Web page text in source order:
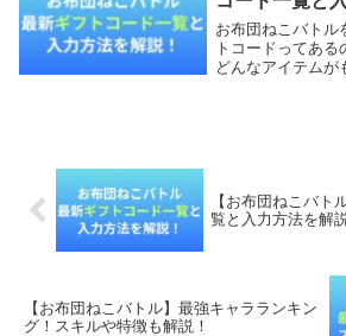
お布団ねこバトル
トコードってある
どんなアイテムが
【お布団ねこバト
覧と入力方法を解
【お布団ねこバトル】最強キャラランキン
グ！スキルや特徴も解説！